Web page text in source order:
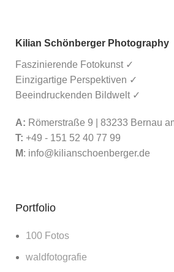
Kilian Schönberger Photography
Faszinierende Fotokunst ✓
Einzigartige Perspektiven ✓
Beeindruckenden Bildwelt ✓
A: Römerstraße 9 | 83233 Bernau
T: +49 - 151 52 40 77 99
M: info@kilianschoenberger.de
Portfolio
100 Fotos
waldfotografie